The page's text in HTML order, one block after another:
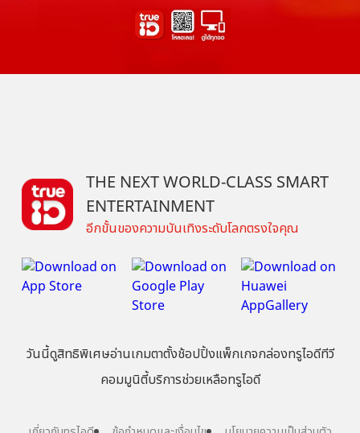
THE NEXT WORLD-CLASS SMART
ENTERTAINMENT
อีกขั้นของความบันเทิงระดับโลกตรงใจคุณ
วันนี้ดูสิทธิพิเศษอ่านเกมตาตั้งช้อปปิ้งแพ็กเกจกล่องทรูไอดีทีวี
คอมมูนิตี้บริการช่วยเหลือทรูไอดี